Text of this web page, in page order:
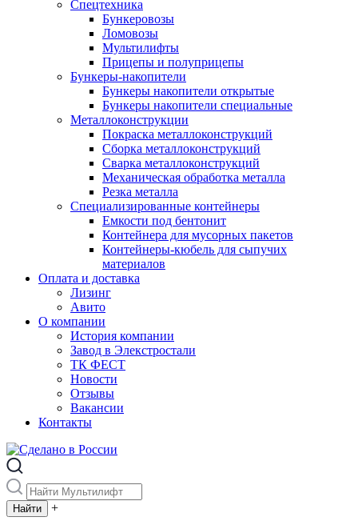
Спецтехника
Бункеровозы
Ломовозы
Мультилифты
Прицепы и полуприцепы
Бункеры-накопители
Бункеры накопители открытые
Бункеры накопители специальные
Металлоконструкции
Покраска металлоконструкций
Сборка металлоконструкций
Сварка металлоконструкций
Механическая обработка металла
Резка металла
Специализированные контейнеры
Емкости под бентонит
Контейнера для мусорных пакетов
Контейнеры-кюбель для сыпучих
материалов
Оплата и доставка
Лизинг
Авито
О компании
История компании
Завод в Элекстростали
ТК ФЕСТ
Новости
Отзывы
Вакансии
Контакты
+